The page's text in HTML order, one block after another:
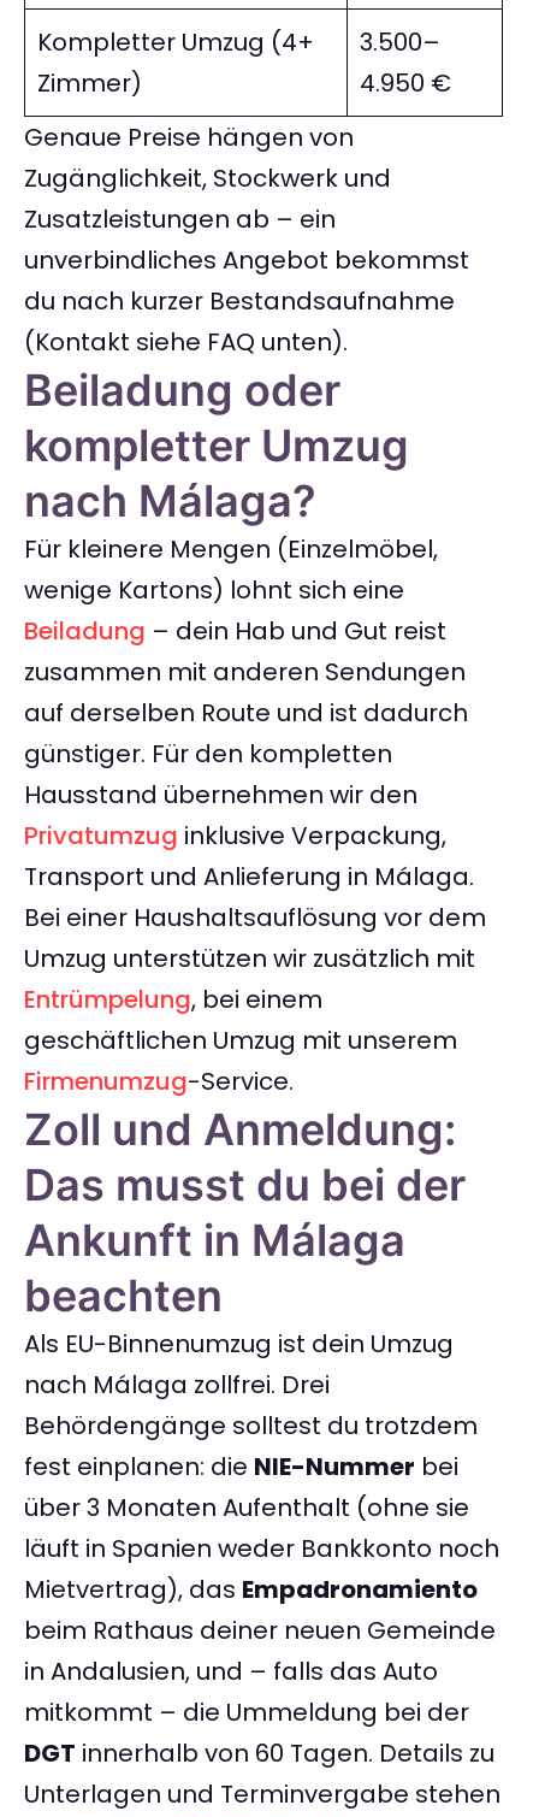
Kompletter Umzug (4+
Zimmer)
3.500–
4.950 €
Genaue Preise hängen von
Zugänglichkeit, Stockwerk und
Zusatzleistungen ab – ein
unverbindliches Angebot bekommst
du nach kurzer Bestandsaufnahme
(Kontakt siehe FAQ unten).
Beiladung oder
kompletter Umzug
nach Málaga?
Für kleinere Mengen (Einzelmöbel,
wenige Kartons) lohnt sich eine
Beiladung – dein Hab und Gut reist
zusammen mit anderen Sendungen
auf derselben Route und ist dadurch
günstiger. Für den kompletten
Hausstand übernehmen wir den
Privatumzug inklusive Verpackung,
Transport und Anlieferung in Málaga.
Bei einer Haushaltsauflösung vor dem
Umzug unterstützen wir zusätzlich mit
Entrümpelung, bei einem
geschäftlichen Umzug mit unserem
Firmenumzug-Service.
Zoll und Anmeldung:
Das musst du bei der
Ankunft in Málaga
beachten
Als EU-Binnenumzug ist dein Umzug
nach Málaga zollfrei. Drei
Behördengänge solltest du trotzdem
fest einplanen: die NIE-Nummer bei
über 3 Monaten Aufenthalt (ohne sie
läuft in Spanien weder Bankkonto noch
Mietvertrag), das Empadronamiento
beim Rathaus deiner neuen Gemeinde
in Andalusien, und – falls das Auto
mitkommt – die Ummeldung bei der
DGT innerhalb von 60 Tagen. Details zu
Unterlagen und Terminvergabe stehen